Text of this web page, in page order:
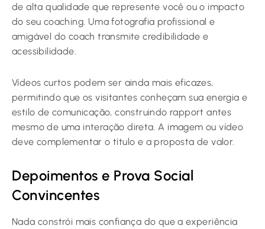
de alta qualidade que represente você ou o impacto
do seu coaching. Uma fotografia profissional e
amigável do coach transmite credibilidade e
acessibilidade.
Vídeos curtos podem ser ainda mais eficazes,
permitindo que os visitantes conheçam sua energia e
estilo de comunicação, construindo rapport antes
mesmo de uma interação direta. A imagem ou vídeo
deve complementar o título e a proposta de valor.
Depoimentos e Prova Social
Convincentes
Nada constrói mais confiança do que a experiência